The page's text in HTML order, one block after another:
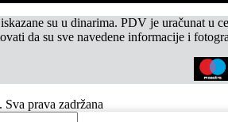
su u dinarima. PDV je uračunat
da su sve navedene informacije i
prava zadržana